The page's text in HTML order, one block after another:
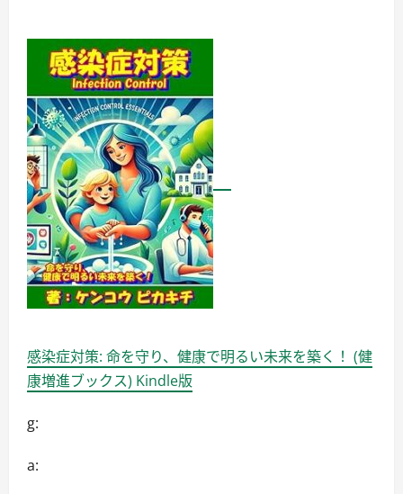
感染症対策: 命を守り、健康で明るい未来を築く！ (健
康増進ブックス) Kindle版
g:
a: